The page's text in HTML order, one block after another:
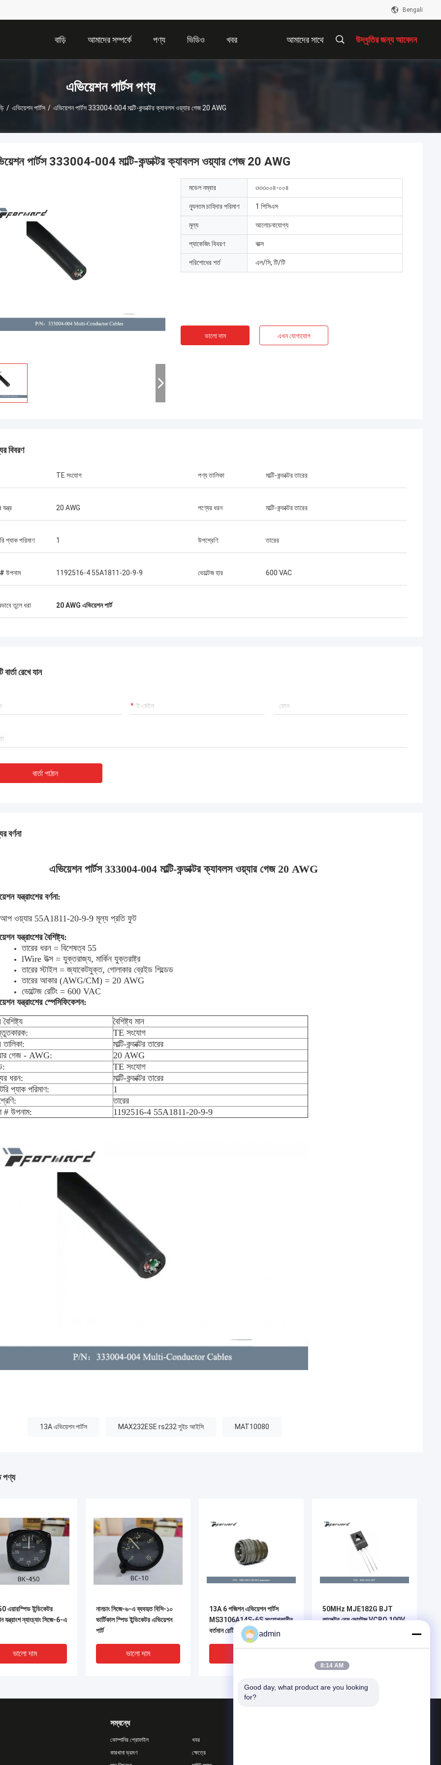
Bengali
বাড়ি আমাদের সম্পর্কে পণ্য ভিডিও খবর আমাদের সাথে উদ্ধৃতির জন্য আবেদন
এভিয়েশন পার্টস পণ্য
/ এভিয়েশন পার্টস / এভিয়েশন পার্টস 333004-004 মাল্টি-কন্ডাক্টর ক্যাবলস ওয়্যার গেজ 20 AWG
সেরা মূল্য 2আশা করি ভবিষ্যতে আমরা
ব্যবসা করতে পারব। 3তোমার সেবা এত ভালো
কথা ছড়িয়ে দেব।
পার্টস 333004-004 মাল্টি-কন্ডাক্টর ক্যাবলস ওয়্যার গেজ 20 AWG
মডেল নম্বার ৩৩৩০০৪-০০৪
ন্যূনতম চাহিদার পরিমাণ 1 পিসিএস
মূল্য আলোচনাযোগ্য
প্যাকেজিং বিবরণ বাক্স
পরিশোধের শর্ত এল/সি, টি/টি
ভালো দাম এখন যোগাযোগ
বিবরণ
TE সংযোগ পণ্য তালিকা মাল্টি-কন্ডাক্টর তারের
যন্ত্র 20 AWG পণ্যের ধরন মাল্টি-কন্ডাক্টর তারের
প্যাক পরিমাণ 1 উপশ্রেণি তারের
উপনাম 1192516-4 55A1811-20-9-9 ভোল্টেজ হার 600 VAC
তুলে ধরা 20 AWG এভিয়েশন পার্ট
বার্তা রেখে যান
বার্তা পাঠান
বর্ণনা
এভিয়েশন পার্টস 333004-004 মাল্টি-কন্ডাক্টর ক্যাবলস ওয়্যার গেজ 20 AWG
যন্ত্রাংশের বর্ণনা:
ওয়্যার 55A1811-20-9-9 মূল্য প্রতি ফুট
যন্ত্রাংশের বৈশিষ্ট্য:
তারের ধরন = বিশেষত্ব 55
lWire উত্স = যুক্তরাজ্য, মার্কিন যুক্তরাষ্ট্র
তারের স্টাইল = জ্যাকেটযুক্ত, গোলাকার ব্রেইড শিল্ডেড
তারের আকার (AWG/CM) = 20 AWG
ভোল্টেজ রেটিং = 600 VAC
যন্ত্রাংশের স্পেসিফিকেশন:
বৈশিষ্ট্য মান
TE সংযোগ
মাল্টি-কন্ডাক্টর তারের
গেজ - AWG:
20 AWG
TE সংযোগ
ধরন:
মাল্টি-কন্ডাক্টর তারের
প্যাক পরিমাণ:
1
তারের
# উপনাম:
1192516-4 55A1811-20-9-9
13A এভিয়েশন পার্টস MAX232ESE rs232 সুইচ আইসি MAT10080
পণ্য
এয়ারস্পিড ইন্ডিকেটর
যন্ত্রাংশ ন্যাংচ্যাং সিজে-6-এ
ভালো দাম
নানচাং সিজে-৬-এ ব্যবহৃত বিসি-১০
ভার্টিকাল স্পিড ইন্ডিকেটর এভিয়েশন
পার্ট
ভালো দাম
13A 6 পজিশন এভিয়েশন পার্টস
MS3106A14S-6S সংযোগকারীর
বর্তমান রেটিং 13A
50MHz MJE182G BJT
কালেক্টর বেস ভোল্টেজ VCBO 100V
সম্বন্ধে
কোম্পানির প্রোফাইল
কারখানা ভ্রমণ
খবর
ক্ষেত্রে
admin
8:14 AM
Good day, what product are you looking
for?